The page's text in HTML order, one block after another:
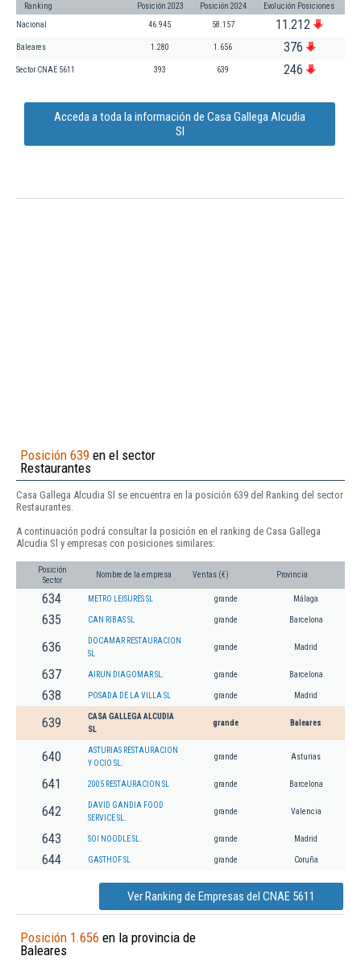
Ranking Posición 2023 Posición 2024 Evolución Posiciones
Nacional 46.945 58.157 11.212
Baleares 1.280 1.656 376
Sector CNAE 5611 393 639 246
Acceda a toda la información de Casa Gallega Alcudia
Sl
Posición 639 en el sector
Restaurantes
Casa Gallega Alcudia Sl se encuentra en la posición 639 del Ranking del sector
Restaurantes.
A continuación podrá consultar la posición en el ranking de Casa Gallega
Alcudia Sl y empresas con posiciones similares:
Posición
Sector
Nombre de la empresa Ventas (€) Provincia
634 METRO LEISURES SL grande Málaga
635 CAN RIBAS SL grande Barcelona
636
DOCAMAR RESTAURACION
SL
grande Madrid
637 AIRUN DIAGOMAR SL. grande Barcelona
638 POSADA DE LA VILLA SL grande Madrid
639
CASA GALLEGA ALCUDIA
SL
grande Baleares
640
ASTURIAS RESTAURACION
Y OCIO SL.
grande Asturias
641 2005 RESTAURACION SL grande Barcelona
642
DAVID GANDIA FOOD
SERVICE SL.
grande Valencia
643 SOI NOODLE SL. grande Madrid
644 GASTHOF SL grande Coruña
Ver Ranking de Empresas del CNAE 5611
Posición 1.656 en la provincia de
Baleares